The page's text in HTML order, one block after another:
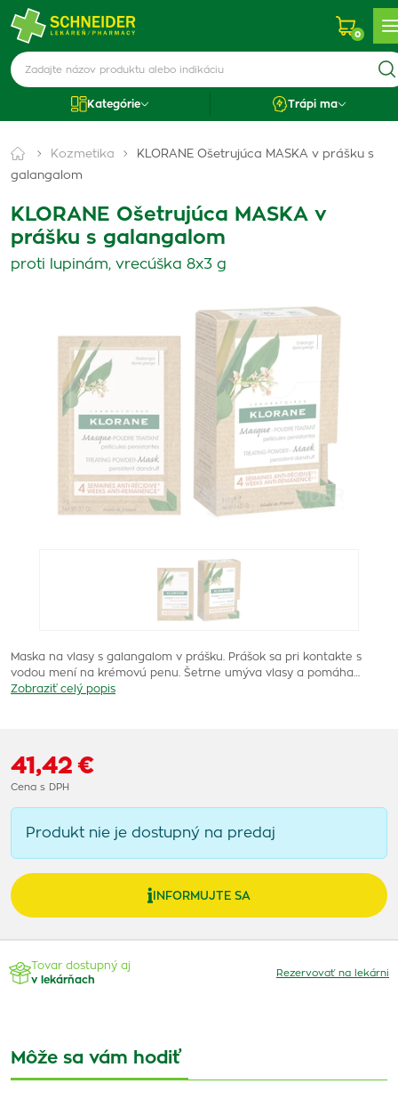
0
Kategórie Trápi ma
Kozmetika
KLORANE Ošetrujúca MASKA v prášku s
galangalom
KLORANE Ošetrujúca MASKA v
prášku s galangalom
proti lupinám, vrecúška 8x3 g
Maska na vlasy s galangalom v prášku. Prášok sa pri kontakte s
vodou mení na krémovú penu. Šetrne umýva vlasy a pomáha…
Zobraziť celý popis
41,42 €
Cena s DPH
Produkt nie je dostupný na predaj
INFORMUJTE SA
Tovar dostupný aj
v lekárňach
Rezervovať na lekárni
Môže sa vám hodiť